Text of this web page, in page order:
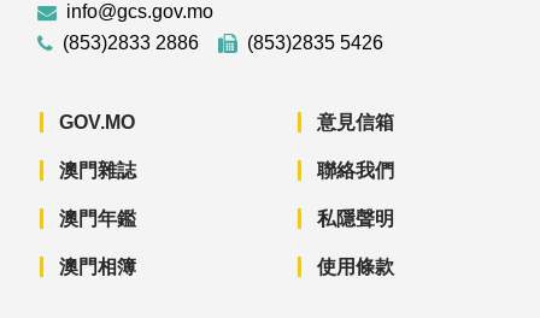
info@gcs.gov.mo
(853)2833 2886
(853)2835 5426
GOV.MO
澳門雜誌
澳門年鑑
澳門相簿
意見信箱
聯絡我們
私隱聲明
使用條款